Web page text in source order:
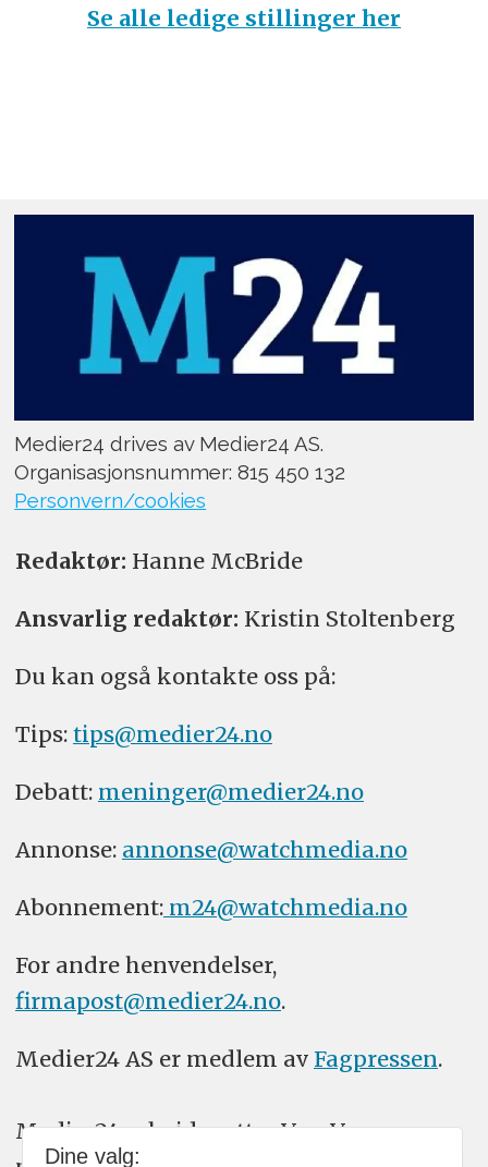
Se alle ledige stillinger her
Medier24 drives av Medier24 AS.
Organisasjonsnummer: 815 450 132
Personvern/cookies
Redaktør: Hanne McBride
Ansvarlig redaktør: Kristin Stoltenberg
Du kan også kontakte oss på:
Tips: tips@medier24.no
Debatt: meninger@medier24.no
Annonse: annonse@watchmedia.no
Abonnement:m24@watchmedia.no
For andre henvendelser,
firmapost@medier24.no.
Medier24 AS er medlem av Fagpressen.
Medier24 arbeider etter Vær Varsom-
Dine valg: